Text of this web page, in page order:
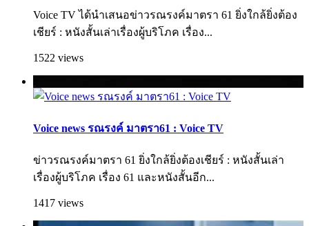
Voice TV ได้นำเสนอข่าวรณรงค์มาตรา 61 ยิ่งใกล้ยิ่งต้อง
เชียร์ : หนังสั้นเล่าเรื่องผู้บริโภค เรื่อง...
1522 views
Voice news รณรงค์ มาตรา61 : Voice TV
ข่าวรณรงค์มาตรา 61 ยิ่งใกล้ยิ่งต้องเชียร์ : หนังสั้นเล่า
เรื่องผู้บริโภค เรื่อง 61 และหนังสั้นอีก...
1417 views